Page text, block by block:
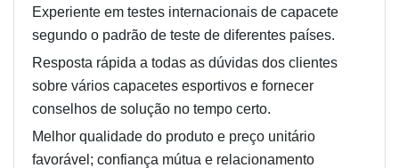
Experiente em testes internacionais de capacete
segundo o padrão de teste de diferentes países.
Resposta rápida a todas as dúvidas dos clientes
sobre vários capacetes esportivos e fornecer
conselhos de solução no tempo certo.
Melhor qualidade do produto e preço unitário
favorável; confiança mútua e relacionamento